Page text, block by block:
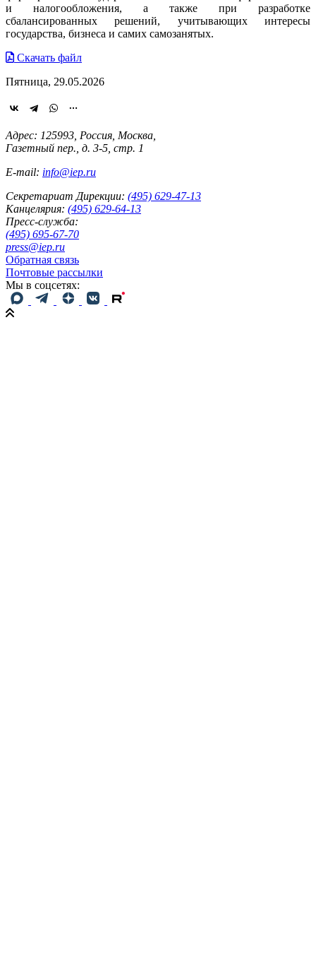
и налогообложения, а также при разработке
сбалансированных решений, учитывающих интересы
государства, бизнеса и самих самозанятых.
Скачать файл
Пятница, 29.05.2026
Адрес: 125993, Россия, Москва,
Газетный пер., д. 3-5, стр. 1
E-mail: info@iep.ru
Секретариат Дирекции: (495) 629-47-13
Канцелярия: (495) 629-64-13
Пресс-служба:
(495) 695-67-70
press@iep.ru
Обратная связь
Почтовые рассылки
Мы в соцсетях: